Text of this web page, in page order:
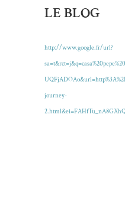
LE BLOG
http://www.google.fr/url?
journey-